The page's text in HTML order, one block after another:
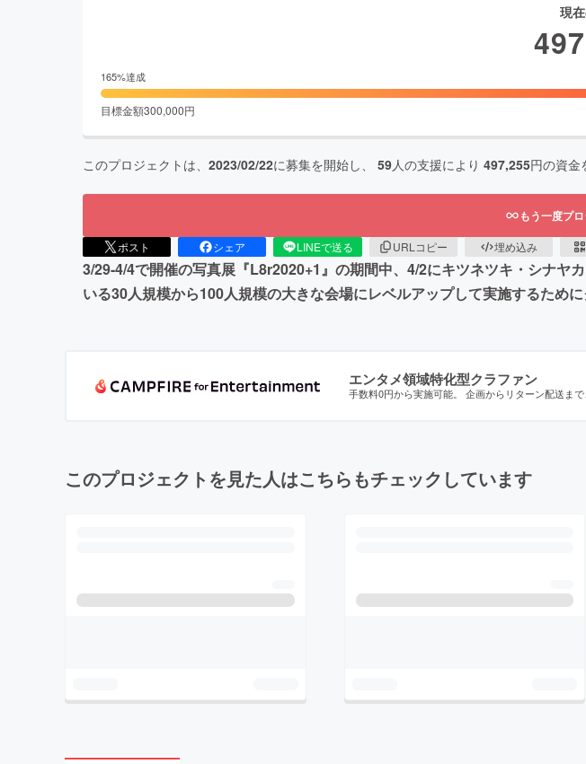
現
165%達成
目標金額300,000円
このプロジェクトは、 2023/02/22に募集を開始し、 59人の支援により 497,255円の資金
もう一度プ
ポスト シェア LINEで送る URLコピー 埋め込み
3/29-4/4で開催の写真展『L8r2020+1』の期間中、4/2にキツネツキ・シナヤ
いる30人規模から100人規模の大きな会場にレベルアップして実施するため
エンタメ領域特化型クラファン
手数料0円から実施可能。 企画からリターン配送ま
このプロジェクトを見た人はこちらもチェックしています